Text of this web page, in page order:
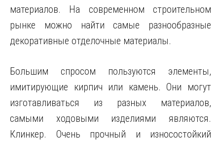
материалов. На современном строительном
рынке можно найти самые разнообразные
декоративные отделочные материалы.
Большим спросом пользуются элементы,
имитирующие кирпич или камень. Они могут
изготавливаться из разных материалов,
самыми ходовыми изделиями являются.
Клинкер. Очень прочный и износостойкий